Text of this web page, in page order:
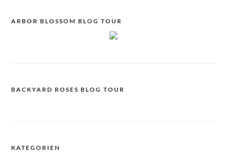
ARBOR BLOSSOM BLOG TOUR
BACKYARD ROSES BLOG TOUR
KATEGORIEN